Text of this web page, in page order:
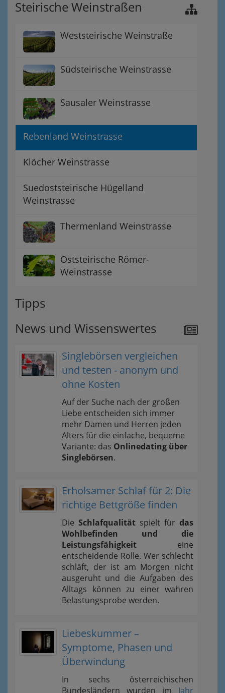
Steirische Weinstraßen
Weststeirische Weinstraße
Südsteirische Weinstrasse
Sausaler Weinstrasse
Rebenland Weinstrasse
Klöcher Weinstrasse
Suedoststeirische Hügelland
Weinstrasse
Thermenland Weinstrasse
Oststeirische Römer-
Weinstrasse
Tipps
News und Wissenswertes
Singlebörsen vergleichen
und testen - anonym und
ohne Kosten
Auf der Suche nach der großen
Liebe entscheiden sich immer
mehr Damen und Herren jeden
Alters für die einfache, bequeme
Variante: das Onlinedating über
Singlebörsen.
Erholsamer Schlaf für 2: Die
richtige Bettgröße finden
Die Schlafqualität spielt für das
Wohlbefinden und die
Leistungsfähigkeit eine
entscheidende Rolle. Wer schlecht
schläft, der ist am Morgen nicht
ausgeruht und die Aufgaben des
Alltags können zu einer wahren
Belastungsprobe werden.
Liebeskummer –
Symptome, Phasen und
Überwindung
In sechs österreichischen
Bundesländern wurden im Jahr